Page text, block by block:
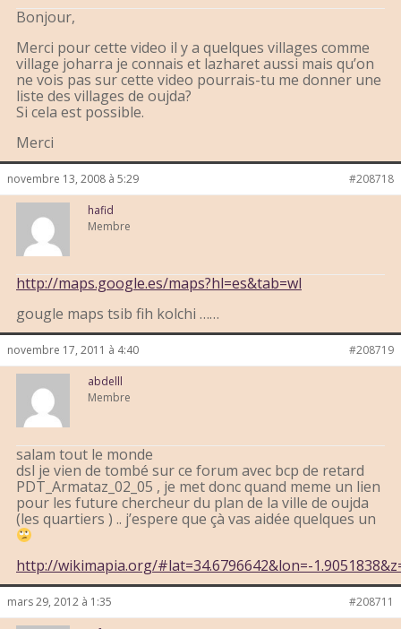
Bonjour,
Merci pour cette video il y a quelques villages comme
village joharra je connais et lazharet aussi mais qu’on
ne vois pas sur cette video pourrais-tu me donner une
liste des villages de oujda?
Si cela est possible.
Merci
novembre 13, 2008 à 5:29 #208718
hafid
Membre
http://maps.google.es/maps?hl=es&tab=wl
gougle maps tsib fih kolchi ……
novembre 17, 2011 à 4:40 #208719
abdelll
Membre
salam tout le monde
dsl je vien de tombé sur ce forum avec bcp de retard
PDT_Armataz_02_05 , je met donc quand meme un lien
pour les future chercheur du plan de la ville de oujda
(les quartiers ) .. j’espere que çà vas aidée quelques un
http://wikimapia.org/#lat=34.6796642&lon=-
mars 29, 2012 à 1:35 #208711